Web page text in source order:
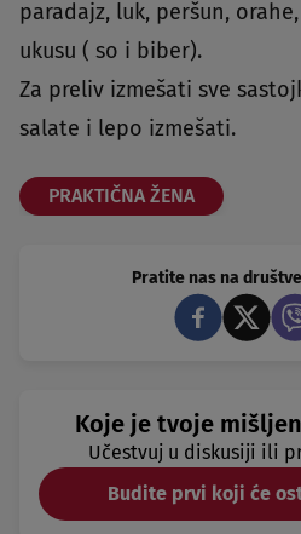
paradajz, luk, peršun,
ukusu ( so i biber).
Za preliv izmešati sve
salate i lepo izmešati.
PRAKTIČNA ŽENA
Pratite nas na
Koje je tvoje
Učestvuj u diskusiji ili
Budite prvi koji će